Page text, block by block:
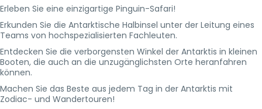
Erleben Sie eine einzigartige Pinguin-Safari!
Erkunden Sie die Antarktische Halbinsel unter der Leitung eines
Teams von hochspezialisierten Fachleuten.
Entdecken Sie die verborgensten Winkel der Antarktis in kleinen
Booten, die auch an die unzugänglichsten Orte heranfahren
können.
Machen Sie das Beste aus jedem Tag in der Antarktis mit
Zodiac- und Wandertouren!